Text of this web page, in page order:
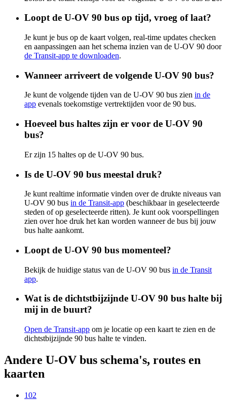
Loopt de U-OV 90 bus op tijd, vroeg of laat?
Je kunt je bus op de kaart volgen, real-time updates checken
en aanpassingen aan het schema inzien van de U-OV 90 door
de Transit-app te downloaden.
Wanneer arriveert de volgende U-OV 90 bus?
Je kunt de volgende tijden van de U-OV 90 bus zien in de
app evenals toekomstige vertrektijden voor de 90 bus.
Hoeveel bus haltes zijn er voor de U-OV 90
bus?
Er zijn 15 haltes op de U-OV 90 bus.
Is de U-OV 90 bus meestal druk?
Je kunt realtime informatie vinden over de drukte niveaus van
U-OV 90 bus in de Transit-app (beschikbaar in geselecteerde
steden of op geselecteerde ritten). Je kunt ook voorspellingen
zien over hoe druk het kan worden wanneer de bus bij jouw
bus halte aankomt.
Loopt de U-OV 90 bus momenteel?
Bekijk de huidige status van de U-OV 90 bus in de Transit
app.
Wat is de dichtstbijzijnde U-OV 90 bus halte bij
mij in de buurt?
Open de Transit-app om je locatie op een kaart te zien en de
dichtstbijzijnde 90 bus halte te vinden.
Andere U-OV bus schema's, routes en
kaarten
102